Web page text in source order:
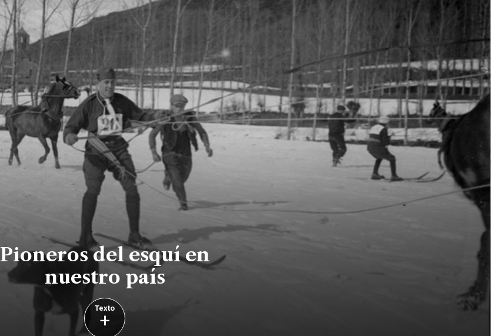
Pioneros del esquí en
nuestro país
Texto
+